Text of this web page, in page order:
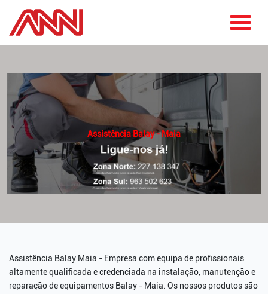
Assistência Balay - Maia
Assistência Balay Maia - Empresa com equipa de profissionais
altamente qualificada e credenciada na instalação, manutenção e
reparação de equipamentos Balay - Maia. Os nossos produtos são